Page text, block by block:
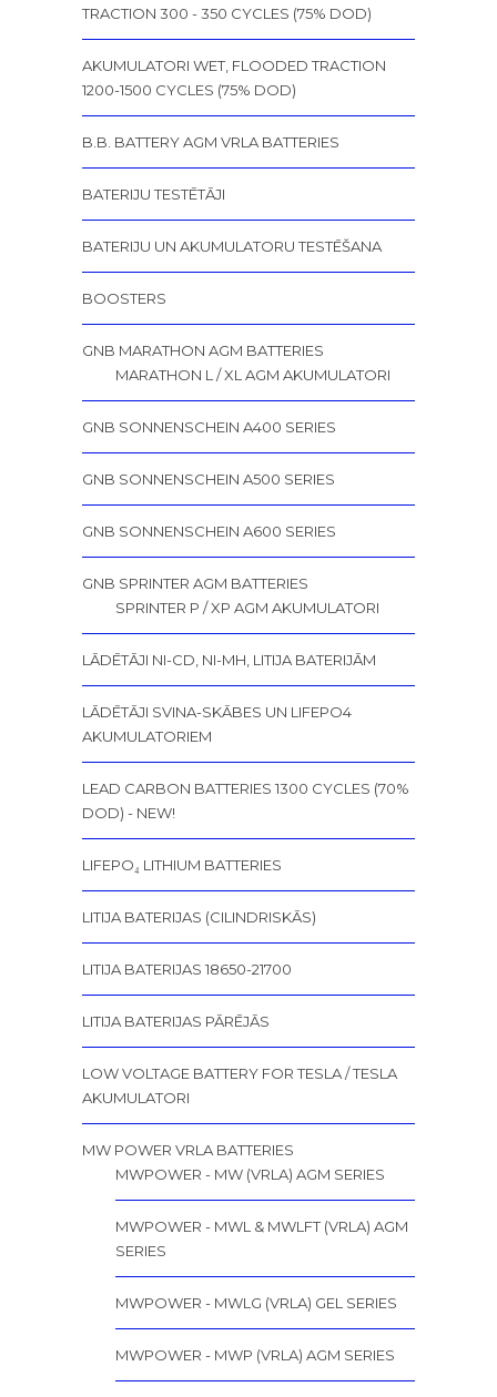
TRACTION 300 - 350 CYCLES (75% DOD)
AKUMULATORI WET, FLOODED TRACTION
1200-1500 CYCLES (75% DOD)
B.B. BATTERY AGM VRLA BATTERIES
BATERIJU TESTĒTĀJI
BATERIJU UN AKUMULATORU TESTĒŠANA
BOOSTERS
GNB MARATHON AGM BATTERIES
MARATHON L / XL AGM AKUMULATORI
GNB SONNENSCHEIN A400 SERIES
GNB SONNENSCHEIN A500 SERIES
GNB SONNENSCHEIN A600 SERIES
GNB SPRINTER AGM BATTERIES
SPRINTER P / XP AGM AKUMULATORI
LĀDĒTĀJI NI-CD, NI-MH, LITIJA BATERIJĀM
LĀDĒTĀJI SVINA-SKĀBES UN LIFEPO4
AKUMULATORIEM
LEAD CARBON BATTERIES 1300 CYCLES (70%
DOD) - NEW!
LIFEPO₄ LITHIUM BATTERIES
LITIJA BATERIJAS (CILINDRISKĀS)
LITIJA BATERIJAS 18650-21700
LITIJA BATERIJAS PĀRĒJĀS
LOW VOLTAGE BATTERY FOR TESLA / TESLA
AKUMULATORI
MW POWER VRLA BATTERIES
MWPOWER - MW (VRLA) AGM SERIES
MWPOWER - MWL & MWLFT (VRLA) AGM
SERIES
MWPOWER - MWLG (VRLA) GEL SERIES
MWPOWER - MWP (VRLA) AGM SERIES